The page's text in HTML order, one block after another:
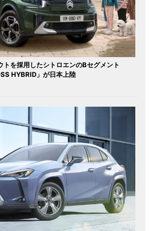
を採用したシトロエンのBセグメント
HYBRID」が日本上陸